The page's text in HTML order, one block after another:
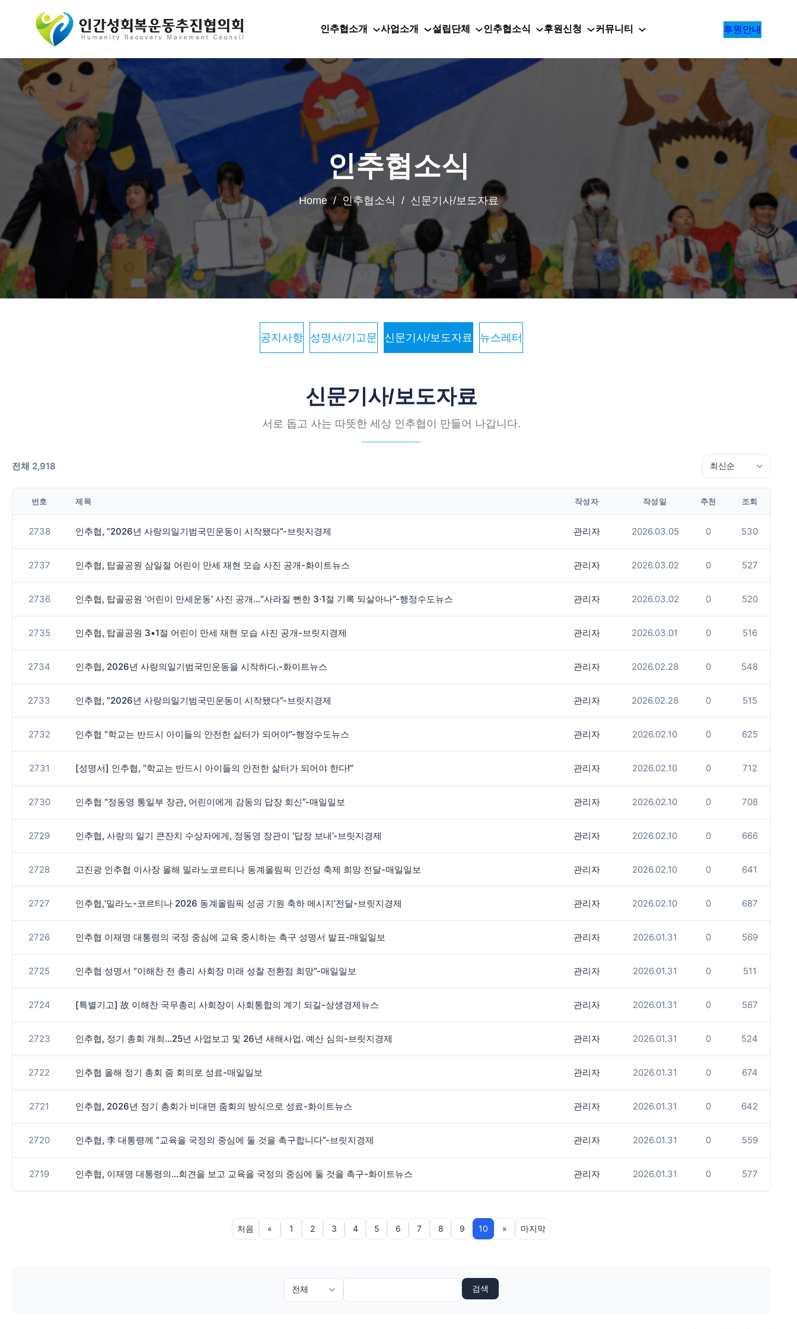
로
인추협소개 사업소개 설립단체 인추협소식 후원신청 커뮤니티 후원안내
인추협소식
Home / 인추협소식 / 신문기사/보도자료
공지사항 성명서/기고문 신문기사/보도자료 뉴스레터
신문기사/보도자료
서로 돕고 사는 따뜻한 세상 인추협이 만들어 나갑니다.
전체 2,918
번호 제목 작성자 작성일 추천 조회
2738 인추협, “2026년 사랑의일기범국민운동이 시작됐다”-브릿지경제 관리자 2026.03.05 0 530
2737 인추협, 탑골공원 삼일절 어린이 만세 재현 모습 사진 공개-화이트뉴스 관리자 2026.03.02 0 527
2736 인추협, 탑골공원 ‘어린이 만세운동’ 사진 공개…“사라질 뻔한 3·1절 기록 되살아나”-행정수도뉴스 관리자 2026.03.02 0 520
2735 인추협, 탑골공원 3•1절 어린이 만세 재현 모습 사진 공개-브릿지경제 관리자 2026.03.01 0 516
2734 인추협, 2026년 사랑의일기범국민운동을 시작하다.-화이트뉴스 관리자 2026.02.28 0 548
2733 인추협, “2026년 사랑의일기범국민운동이 시작됐다”-브릿지경제 관리자 2026.02.28 0 515
2732 인추협 “학교는 반드시 아이들의 안전한 삶터가 되어야”-행정수도뉴스 관리자 2026.02.10 0 625
2731 [성명서] 인추협, “학교는 반드시 아이들의 안전한 삶터가 되어야 한다!” 관리자 2026.02.10 0 712
2730 인추협 “정동영 통일부 장관, 어린이에게 감동의 답장 회신”-매일일보 관리자 2026.02.10 0 708
2729 인추협, 사랑의 일기 큰잔치 수상자에게, 정동영 장관이 ‘답장 보내’-브릿지경제 관리자 2026.02.10 0 666
2728 고진광 인추협 이사장 올해 밀라노코르티나 동계올림픽 인간성 축제 희망 전달-매일일보 관리자 2026.02.10 0 641
2727 인추협,‘밀라노-코르티나 2026 동계올림픽 성공 기원 축하 메시지’전달-브릿지경제 관리자 2026.02.10 0 687
2726 인추협 이재명 대통령의 국정 중심에 교육 중시하는 촉구 성명서 발표-매일일보 관리자 2026.01.31 0 569
2725 인추협 성명서 “이해찬 전 총리 사회장 미래 성찰 전환점 희망”-매일일보 관리자 2026.01.31 0 511
2724 [특별기고] 故 이해찬 국무총리 사회장이 사회통합의 계기 되길-상생경제뉴스 관리자 2026.01.31 0 567
2723 인추협, 정기 총회 개최…25년 사업보고 및 26년 새해사업. 예산 심의-브릿지경제 관리자 2026.01.31 0 524
2722 인추협 올해 정기 총회 줌 회의로 성료-매일일보 관리자 2026.01.31 0 674
2721 인추협, 2026년 정기 총회가 비대면 줌회의 방식으로 성료-화이트뉴스 관리자 2026.01.31 0 642
2720 인추협, 李 대통령께 “교육을 국정의 중심에 둘 것을 촉구합니다”-브릿지경제 관리자 2026.01.31 0 559
2719 인추협, 이재명 대통령의…회견을 보고 교육을 국정의 중심에 둘 것을 촉구-화이트뉴스 관리자 2026.01.31 0 577
처음 « 1 2 3 4 5 6 7 8 9 10 » 마지막
검색